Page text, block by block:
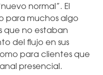
normal”. El
para muchos algo
que no estaban
del flujo en sus
para clientes que
presencial.